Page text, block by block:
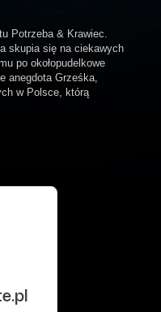
Potrzeba & Krawiec.
skupia się na ciekawych
po okołopudelkowe
anegdota Grześka,
w Polsce, którą